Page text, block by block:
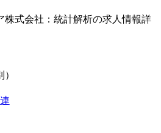
株式会社：統計解析の求人情報詳